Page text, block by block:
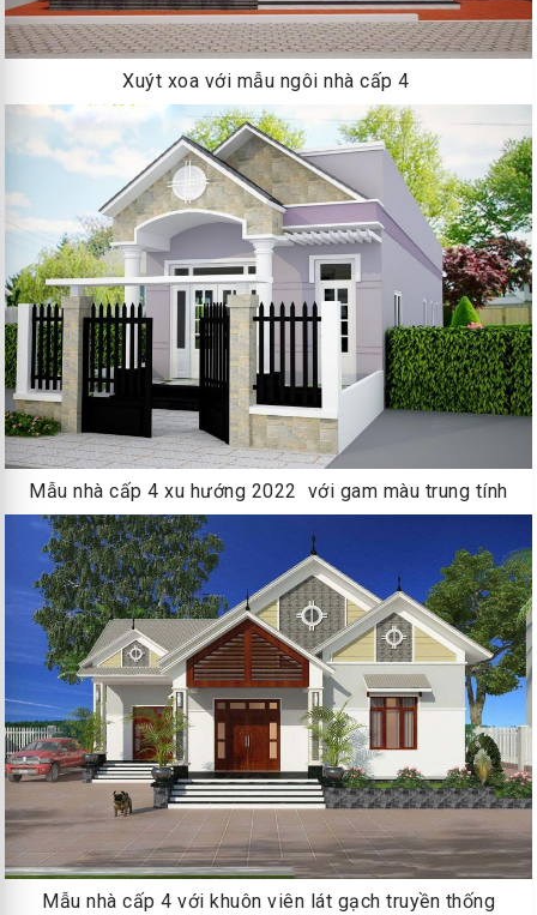
Xuýt xoa với mẫu ngôi nhà cấp 4
Mẫu nhà cấp 4 xu hướng 2022 với gam màu trung tính
Mẫu nhà cấp 4 với khuôn viên lát gạch truyền thống